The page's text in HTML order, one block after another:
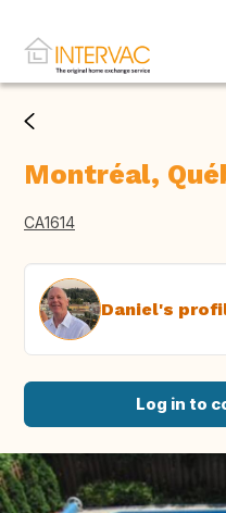
Montréal,
CA1614
Daniel's
Log in to